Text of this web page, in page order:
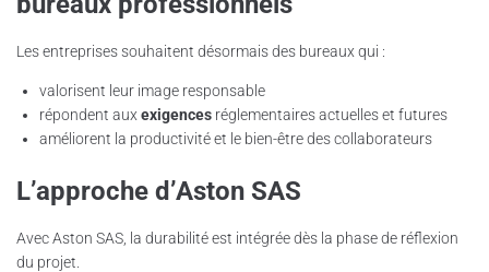
Les entreprises souhaitent désormais des bureaux qui :
valorisent leur image responsable
répondent auxexigences réglementaires actuelles et futures
améliorent la productivité et le bien-être des collaborateurs
L’approche d’Aston SAS
Avec Aston SAS, la durabilité est intégrée dès la phase de réflexion
du projet.